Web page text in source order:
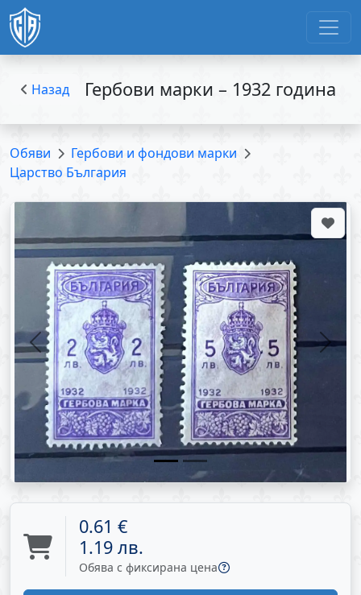
Назад Гербови марки – 1932 година
Обяви
Гербови и фондови марки
Царство България
Previous Next
0.61 €
1.19 лв.
Обява с фиксирана цена